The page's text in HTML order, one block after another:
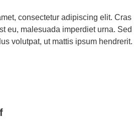
consectetur adipiscing elit. Cras
eu, malesuada imperdiet urna. Sed
volutpat, ut mattis ipsum hendrerit.